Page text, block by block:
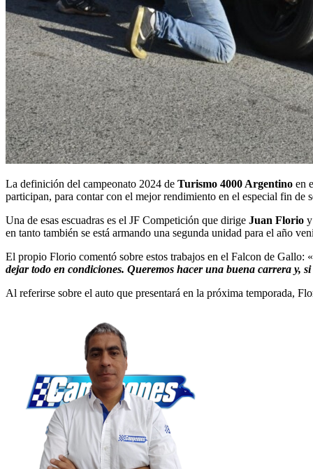
La definición del campeonato 2024 de Turismo 4000 Argentino en
participan, para contar con el mejor rendimiento en el especial fin de
Una de esas escuadras es el JF Competición que dirige Juan Florio
en tanto también se está armando una segunda unidad para el año
El propio Florio comentó sobre estos trabajos en el Falcon de Gallo: «
dejar todo en condiciones. Queremos hacer una buena carrera y,
Al referirse sobre el auto que presentará en la próxima temporada,